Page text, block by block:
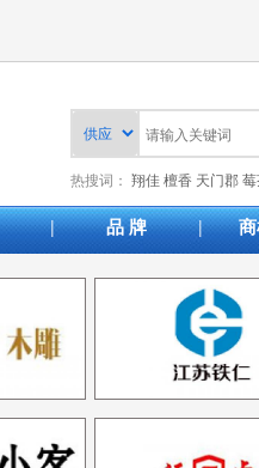
热搜词： 翔佳 檀香 天门郡
| 品 牌 |